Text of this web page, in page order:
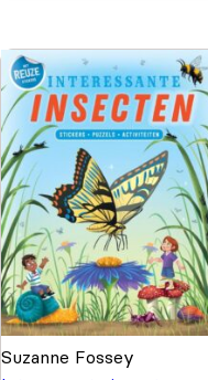
Suzanne Fossey